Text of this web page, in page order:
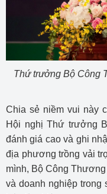
Thứ trưởng Bộ Công
Chia sẻ niềm vui này
Hội nghị Thứ trưởng
đánh giá cao và ghi
địa phương trồng vải
mình, Bộ Công
và doanh nghiệp trong